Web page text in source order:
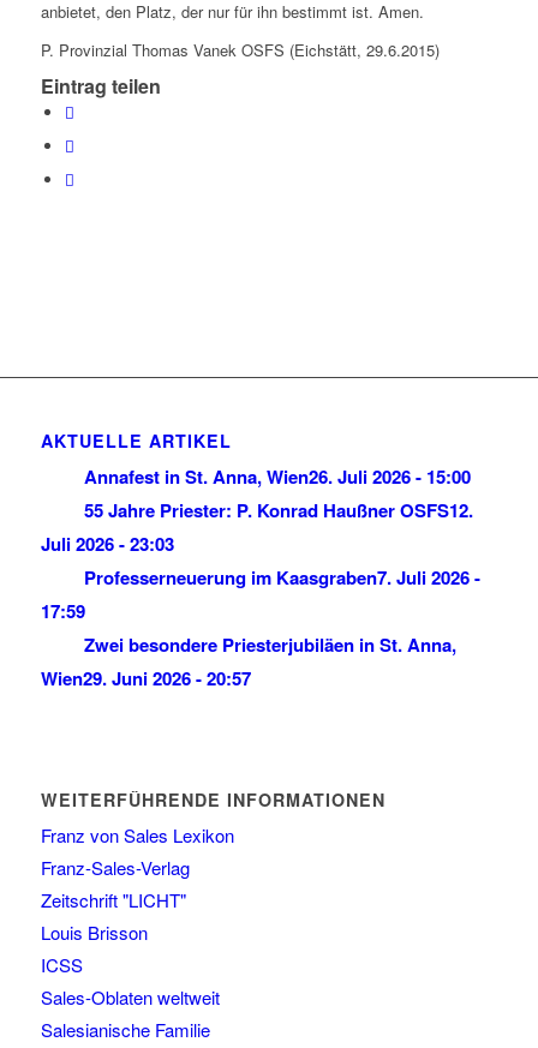
anbietet, den Platz, der nur für ihn bestimmt ist. Amen.
P. Provinzial Thomas Vanek OSFS (Eichstätt, 29.6.2015)
Eintrag teilen
AKTUELLE ARTIKEL
Annafest in St. Anna, Wien26. Juli 2026 - 15:00
55 Jahre Priester: P. Konrad Haußner OSFS12.
Juli 2026 - 23:03
Professerneuerung im Kaasgraben7. Juli 2026 -
17:59
Zwei besondere Priesterjubiläen in St. Anna,
Wien29. Juni 2026 - 20:57
WEITERFÜHRENDE INFORMATIONEN
Franz von Sales Lexikon
Franz-Sales-Verlag
Zeitschrift "LICHT"
Louis Brisson
ICSS
Sales-Oblaten weltweit
Salesianische Familie